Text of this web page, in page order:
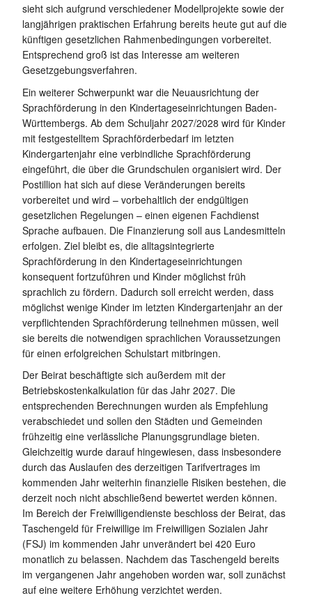
sieht sich aufgrund verschiedener Modellprojekte sowie der
langjährigen praktischen Erfahrung bereits heute gut auf die
künftigen gesetzlichen Rahmenbedingungen vorbereitet.
Entsprechend groß ist das Interesse am weiteren
Gesetzgebungsverfahren.
Ein weiterer Schwerpunkt war die Neuausrichtung der
Sprachförderung in den Kindertageseinrichtungen Baden-
Württembergs. Ab dem Schuljahr 2027/2028 wird für Kinder
mit festgestelltem Sprachförderbedarf im letzten
Kindergartenjahr eine verbindliche Sprachförderung
eingeführt, die über die Grundschulen organisiert wird. Der
Postillion hat sich auf diese Veränderungen bereits
vorbereitet und wird – vorbehaltlich der endgültigen
gesetzlichen Regelungen – einen eigenen Fachdienst
Sprache aufbauen. Die Finanzierung soll aus Landesmitteln
erfolgen. Ziel bleibt es, die alltagsintegrierte
Sprachförderung in den Kindertageseinrichtungen
konsequent fortzuführen und Kinder möglichst früh
sprachlich zu fördern. Dadurch soll erreicht werden, dass
möglichst wenige Kinder im letzten Kindergartenjahr an der
verpflichtenden Sprachförderung teilnehmen müssen, weil
sie bereits die notwendigen sprachlichen Voraussetzungen
für einen erfolgreichen Schulstart mitbringen.
Der Beirat beschäftigte sich außerdem mit der
Betriebskostenkalkulation für das Jahr 2027. Die
entsprechenden Berechnungen wurden als Empfehlung
verabschiedet und sollen den Städten und Gemeinden
frühzeitig eine verlässliche Planungsgrundlage bieten.
Gleichzeitig wurde darauf hingewiesen, dass insbesondere
durch das Auslaufen des derzeitigen Tarifvertrages im
kommenden Jahr weiterhin finanzielle Risiken bestehen, die
derzeit noch nicht abschließend bewertet werden können.
Im Bereich der Freiwilligendienste beschloss der Beirat, das
Taschengeld für Freiwillige im Freiwilligen Sozialen Jahr
(FSJ) im kommenden Jahr unverändert bei 420 Euro
monatlich zu belassen. Nachdem das Taschengeld bereits
im vergangenen Jahr angehoben worden war, soll zunächst
auf eine weitere Erhöhung verzichtet werden.